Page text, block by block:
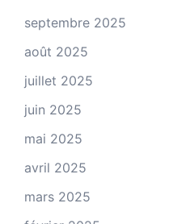
septembre 2025
août 2025
juillet 2025
juin 2025
mai 2025
avril 2025
mars 2025